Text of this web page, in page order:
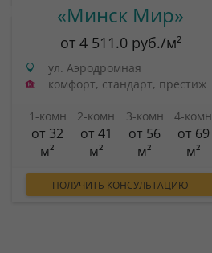
«Минск Мир»
от 4 511.0 руб./м²
ул. Аэродромная
комфорт, стандарт, престиж
1-комн
от 32
м²
2-комн
от 41
м²
3-комн
от 56
м²
4-комн
от 69
м²
ПОЛУЧИТЬ КОНСУЛЬТАЦИЮ